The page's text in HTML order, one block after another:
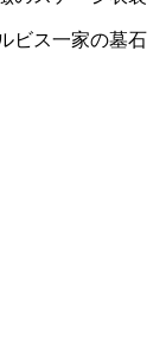
ビス一家の墓石